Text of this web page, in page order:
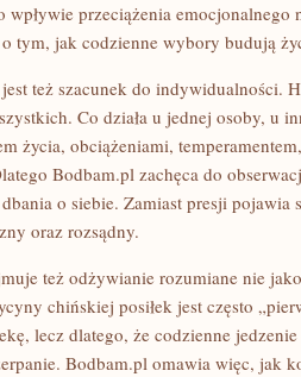
wpływie przeciążenia emocjonalnego
tym, jak codzienne wybory budują
też szacunek do indywidualności.
Co działa u jednej osoby, u
życia, obciążeniami,
Bodbam.pl zachęca do
o siebie. Zamiast presji pojawia
oraz rozsądny.
też odżywianie rozumiane nie
chińskiej posiłek jest często
lecz dlatego, że codzienne
Bodbam.pl omawia więc, jak